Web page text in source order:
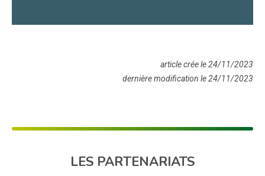
article crée le 24/11/2023
dernière modification le 24/11/2023
LES PARTENARIATS